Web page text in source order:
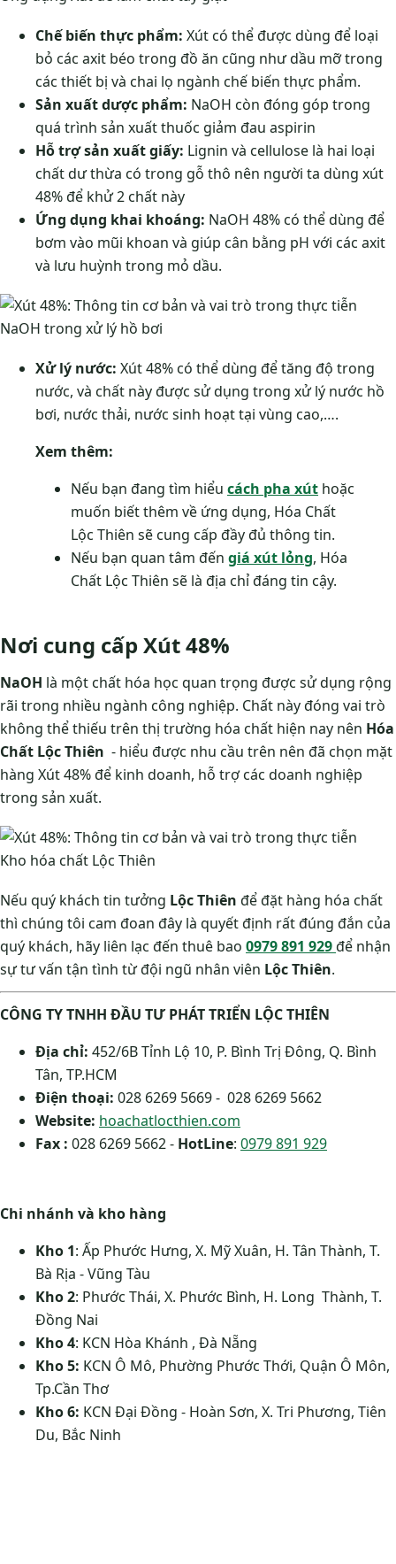
Chế biến thực phẩm: Xút có thể được dùng để loại
bỏ các axit béo trong đồ ăn cũng như dầu mỡ trong
các thiết bị và chai lọ ngành chế biến thực phẩm.
Sản xuất dược phẩm: NaOH còn đóng góp trong
quá trình sản xuất thuốc giảm đau aspirin
Hỗ trợ sản xuất giấy: Lignin và cellulose là hai loại
chất dư thừa có trong gỗ thô nên người ta dùng xút
48% để khử 2 chất này
Ứng dụng khai khoáng: NaOH 48% có thể dùng để
bơm vào mũi khoan và giúp cân bằng pH với các axit
và lưu huỳnh trong mỏ dầu.
NaOH trong xử lý hồ bơi
Xử lý nước: Xút 48% có thể dùng để tăng độ trong
nước, và chất này được sử dụng trong xử lý nước hồ
bơi, nước thải, nước sinh hoạt tại vùng cao,….
Xem thêm:
Nếu bạn đang tìm hiểu cách pha xút hoặc
muốn biết thêm về ứng dụng, Hóa Chất
Lộc Thiên sẽ cung cấp đầy đủ thông tin.
Nếu bạn quan tâm đến giá xút lỏng, Hóa
Chất Lộc Thiên sẽ là địa chỉ đáng tin cậy.
Nơi cung cấp Xút 48%
NaOH là một chất hóa học quan trọng được sử dụng rộng
rãi trong nhiều ngành công nghiệp. Chất này đóng vai trò
không thể thiếu trên thị trường hóa chất hiện nay nên Hóa
Chất Lộc Thiên - hiểu được nhu cầu trên nên đã chọn mặt
hàng Xút 48% để kinh doanh, hỗ trợ các doanh nghiệp
trong sản xuất.
Kho hóa chất Lộc Thiên
Nếu quý khách tin tưởng Lộc Thiên để đặt hàng hóa chất
thì chúng tôi cam đoan đây là quyết định rất đúng đắn của
quý khách, hãy liên lạc đến thuê bao 0979 891 929để nhận
sự tư vấn tận tình từ đội ngũ nhân viên Lộc Thiên.
CÔNG TY TNHH ĐẦU TƯ PHÁT TRIỂN LỘC THIÊN
Địa chỉ: 452/6B Tỉnh Lộ 10, P. Bình Trị Đông, Q. Bình
Tân, TP.HCM
Điện thoại: 028 6269 5669 - 028 6269 5662
Website: hoachatlocthien.com
Fax : 028 6269 5662 - HotLine: 0979 891 929
Chi nhánh và kho hàng
Kho 1: Ấp Phước Hưng, X. Mỹ Xuân, H. Tân Thành, T.
Bà Rịa - Vũng Tàu
Kho 2: Phước Thái, X. Phước Bình, H. Long Thành, T.
Đồng Nai
Kho 4: KCN Hòa Khánh , Đà Nẵng
Kho 5: KCN Ô Mô, Phường Phước Thới, Quận Ô Môn,
Tp.Cần Thơ
Kho 6: KCN Đại Đồng - Hoàn Sơn, X. Tri Phương, Tiên
Du, Bắc Ninh